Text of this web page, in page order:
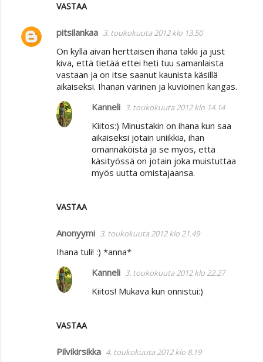
VASTAA
pitsilankaa 3. toukokuuta 2012 klo 13.50
On kyllä aivan herttaisen ihana takki ja just
kiva, että tietää ettei heti tuu samanlaista
vastaan ja on itse saanut kaunista käsillä
aikaiseksi. Ihanan värinen ja kuvioinen kangas.
VASTAA
Kanneli 3. toukokuuta 2012 klo 14.14
Kiitos:) Minustakin on ihana kun saa
aikaiseksi jotain uniikkia, ihan
omannäköistä ja se myös, että
käsityössä on jotain joka muistuttaa
myös uutta omistajaansa.
Anonyymi 3. toukokuuta 2012 klo 21.49
Ihana tuli! :) *anna*
VASTAA
Kanneli 3. toukokuuta 2012 klo 22.27
Kiitos! Mukava kun onnistui:)
Pilvikirsikka 4. toukokuuta 2012 klo 8.19